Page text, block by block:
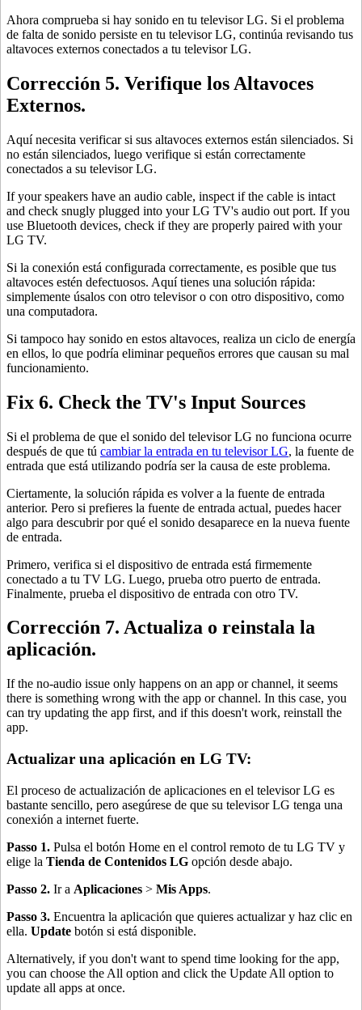
Ahora comprueba si hay sonido en tu televisor LG. Si el problema
de falta de sonido persiste en tu televisor LG, continúa revisando tus
altavoces externos conectados a tu televisor LG.
Corrección 5. Verifique los Altavoces
Externos.
Aquí necesita verificar si sus altavoces externos están silenciados. Si
no están silenciados, luego verifique si están correctamente
conectados a su televisor LG.
If your speakers have an audio cable, inspect if the cable is intact
and check snugly plugged into your LG TV's audio out port. If you
use Bluetooth devices, check if they are properly paired with your
LG TV.
Si la conexión está configurada correctamente, es posible que tus
altavoces estén defectuosos. Aquí tienes una solución rápida:
simplemente úsalos con otro televisor o con otro dispositivo, como
una computadora.
Si tampoco hay sonido en estos altavoces, realiza un ciclo de energía
en ellos, lo que podría eliminar pequeños errores que causan su mal
funcionamiento.
Fix 6. Check the TV's Input Sources
Si el problema de que el sonido del televisor LG no funciona ocurre
después de que tú cambiar la entrada en tu televisor LG, la fuente de
entrada que está utilizando podría ser la causa de este problema.
Ciertamente, la solución rápida es volver a la fuente de entrada
anterior. Pero si prefieres la fuente de entrada actual, puedes hacer
algo para descubrir por qué el sonido desaparece en la nueva fuente
de entrada.
Primero, verifica si el dispositivo de entrada está firmemente
conectado a tu TV LG. Luego, prueba otro puerto de entrada.
Finalmente, prueba el dispositivo de entrada con otro TV.
Corrección 7. Actualiza o reinstala la
aplicación.
If the no-audio issue only happens on an app or channel, it seems
there is something wrong with the app or channel. In this case, you
can try updating the app first, and if this doesn't work, reinstall the
app.
Actualizar una aplicación en LG TV:
El proceso de actualización de aplicaciones en el televisor LG es
bastante sencillo, pero asegúrese de que su televisor LG tenga una
conexión a internet fuerte.
Passo 1. Pulsa el botón Home en el control remoto de tu LG TV y
elige la Tienda de Contenidos LG opción desde abajo.
Passo 2. Ir a Aplicaciones > Mis Apps.
Passo 3. Encuentra la aplicación que quieres actualizar y haz clic en
ella. Update botón si está disponible.
Alternatively, if you don't want to spend time looking for the app,
you can choose the All option and click the Update All option to
update all apps at once.